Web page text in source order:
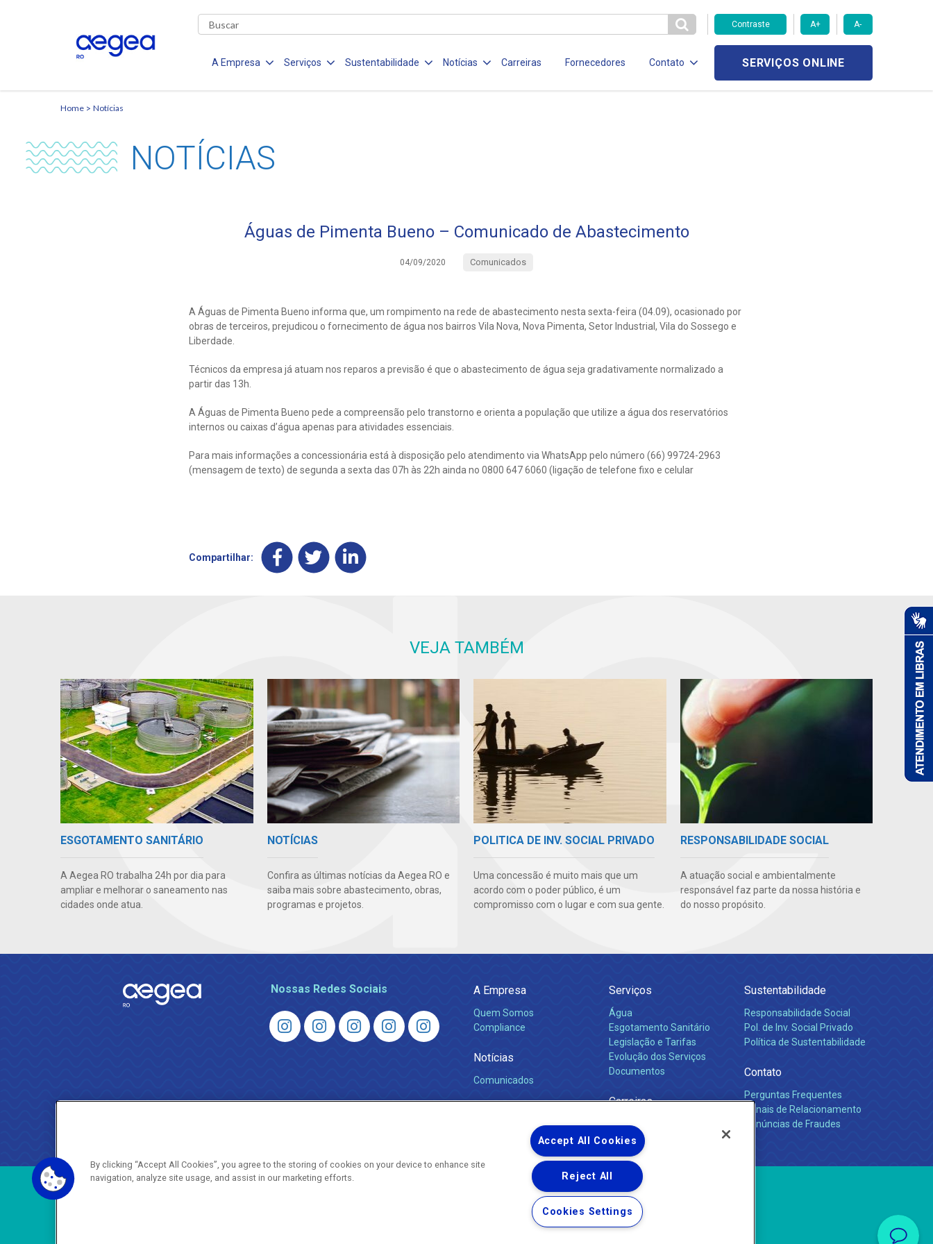
Contraste A+ A-
A Empresa Serviços Sustentabilidade Notícias Carreiras Fornecedores Contato SERVIÇOS ONLINE
Home Notícias
NOTÍCIAS
Águas de Pimenta Bueno – Comunicado de Abastecimento
04/09/2020 Comunicados
A Águas de Pimenta Bueno informa que, um rompimento na rede de abastecimento nesta sexta-feira (04.09), ocasionado por
obras de terceiros, prejudicou o fornecimento de água nos bairros Vila Nova, Nova Pimenta, Setor Industrial, Vila do Sossego e
Liberdade.
Técnicos da empresa já atuam nos reparos a previsão é que o abastecimento de água seja gradativamente normalizado a
partir das 13h.
A Águas de Pimenta Bueno pede a compreensão pelo transtorno e orienta a população que utilize a água dos reservatórios
internos ou caixas d’água apenas para atividades essenciais.
Para mais informações a concessionária está à disposição pelo atendimento via WhatsApp pelo número (66) 99724-2963
(mensagem de texto) de segunda a sexta das 07h às 22h ainda no 0800 647 6060 (ligação de telefone fixo e celular
Compartilhar:
VEJA TAMBÉM
ESGOTAMENTO SANITÁRIO
A Aegea RO trabalha 24h por dia para
ampliar e melhorar o saneamento nas
cidades onde atua.
NOTÍCIAS
Confira as últimas notícias da Aegea RO e
saiba mais sobre abastecimento, obras,
programas e projetos.
POLITICA DE INV. SOCIAL PRIVADO
Uma concessão é muito mais que um
acordo com o poder público, é um
compromisso com o lugar e com sua gente.
RESPONSABILIDADE SOCIAL
A atuação social e ambientalmente
responsável faz parte da nossa história e
do nosso propósito.
Nossas Redes Sociais A Empresa
Quem Somos
Compliance
Notícias
Comunicados
Serviços
Água
Esgotamento Sanitário
Legislação e Tarifas
Evolução dos Serviços
Documentos
Carreiras
Sustentabilidade
Responsabilidade Social
Pol. de Inv. Social Privado
Política de Sustentabilidade
Contato
Perguntas Frequentes
Canais de Relacionamento
Denúncias de Fraudes
Copyright © 2026 - Todos os Direitos Reservados.
By clicking “Accept All Cookies”, you agree to the storing of cookies on your device to enhance site
navigation, analyze site usage, and assist in our marketing efforts.
Accept All Cookies
Reject All
Cookies Settings